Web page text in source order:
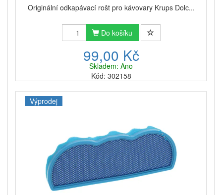
Originální odkapávací rošt pro kávovary Krups Dolc...
Do košíku
99,00 Kč
Skladem: Ano
Kód: 302158
Výprodej